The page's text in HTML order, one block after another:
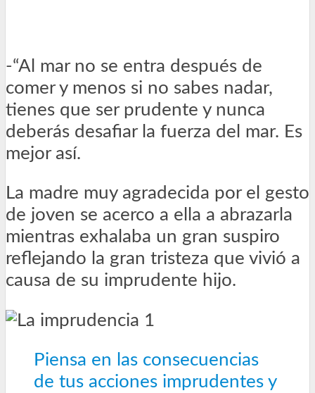
-“Al mar no se entra después de
comer y menos si no sabes nadar,
tienes que ser prudente y nunca
deberás desafiar la fuerza del mar. Es
mejor así.
La madre muy agradecida por el gesto
de joven se acerco a ella a abrazarla
mientras exhalaba un gran suspiro
reflejando la gran tristeza que vivió a
causa de su imprudente hijo.
Piensa en las consecuencias
de tus acciones imprudentes y